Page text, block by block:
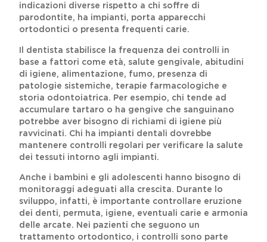
indicazioni diverse rispetto a chi soffre di
parodontite, ha impianti, porta apparecchi
ortodontici o presenta frequenti carie.
Il dentista stabilisce la frequenza dei controlli in
base a fattori come età, salute gengivale, abitudini
di igiene, alimentazione, fumo, presenza di
patologie sistemiche, terapie farmacologiche e
storia odontoiatrica. Per esempio, chi tende ad
accumulare tartaro o ha gengive che sanguinano
potrebbe aver bisogno di richiami di igiene più
ravvicinati. Chi ha impianti dentali dovrebbe
mantenere controlli regolari per verificare la salute
dei tessuti intorno agli impianti.
Anche i bambini e gli adolescenti hanno bisogno di
monitoraggi adeguati alla crescita. Durante lo
sviluppo, infatti, è importante controllare eruzione
dei denti, permuta, igiene, eventuali carie e armonia
delle arcate. Nei pazienti che seguono un
trattamento ortodontico, i controlli sono parte